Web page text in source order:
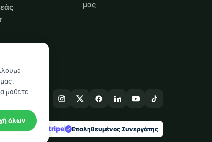
μας
Ευρώπη stripe check Επαληθευμένος Συνεργάτης
μάθετε
όλων